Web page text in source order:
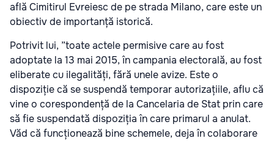
află Cimitirul Evreiesc de pe strada Milano, care este un
obiectiv de importanță istorică.
Potrivit lui, ”toate actele permisive care au fost
adoptate la 13 mai 2015, în campania electorală, au fost
eliberate cu ilegalități, fără unele avize. Este o
dispoziție că se suspendă temporar autorizațiile, aflu că
vine o corespondență de la Cancelaria de Stat prin care
să fie suspendată dispoziția în care primarul a anulat.
Văd că funcționează bine schemele, deja în colaborare